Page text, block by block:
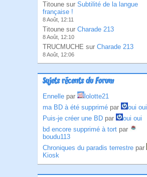
Titoune sur Subtilité de la langue
française !
8 Août, 12:11
Titoune sur Charade 213
8 Août, 12:10
TRUCMUCHE sur Charade 213
8 Août, 12:06
Sujets récents du Forum
Ennelle par
lolotte21
ma BD à été supprimé par
oui oui
Puis-je créer une BD par
oui oui
bd encore supprimé à tort par
boudu113
Chroniques du paradis terrestre par
Kiosk